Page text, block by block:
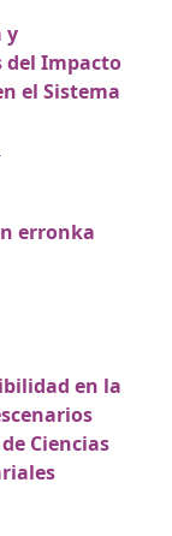
y
del Impacto
el Sistema
erronka
en la
Ciencias